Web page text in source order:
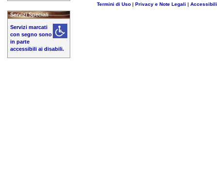
Termini di Uso | Privacy e Note Legali |
Servizi Speciali
Servizi marcati
con segno sono
in parte
accessibili ai disabili.